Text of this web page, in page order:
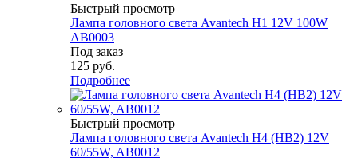
Быстрый просмотр
Лампа головного света Avantech H1 12V 100W
AB0003
Под заказ
125 руб.
Подробнее
Быстрый просмотр
Лампа головного света Avantech H4 (HB2) 12V
60/55W, AB0012